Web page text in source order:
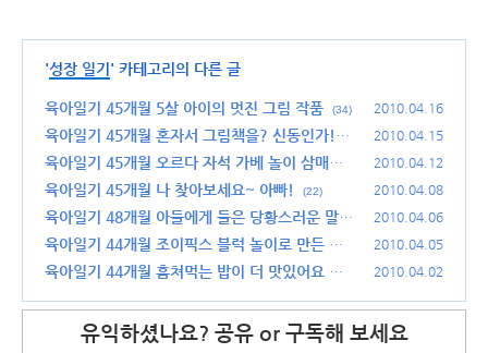
'성장 일기 ' 카테고리의 다른 글
육아일기 45개월 5살 아이의 멋진 그림 작품 (34) 2010.04.16
육아일기 45개월 혼자서 그림책을? 신동인가!?
(48)
2010.04.15
육아일기 45개월 오르다 자석 가베 놀이 삼매경
(26)
2010.04.12
육아일기 45개월 나 찾아보세요~ 아빠! (22) 2010.04.08
육아일기 48개월 아들에게 들은 당황스러운 말.
(20)
2010.04.06
육아일기 44개월 조이픽스 블럭 놀이로 만든 로
보트
(18)
2010.04.05
육아일기 44개월 훔쳐먹는 밥이 더 맛있어요 엄
2010.04.02
유익하셨나요? 공유 or 구독해 보세요